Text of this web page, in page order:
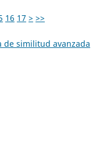
16 17 > >>
similitud avanzada